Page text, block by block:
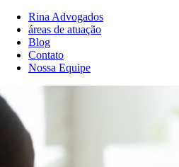
Rina Advogados
áreas de atuação
Blog
Contato
Nossa Equipe